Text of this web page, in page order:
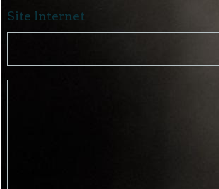
Site Internet